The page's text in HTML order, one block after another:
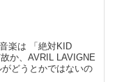
楽は 「絶対KID
か、AVRIL LAVIGNE
どうとかではないの